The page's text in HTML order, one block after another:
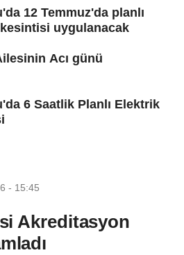
12 Temmuz'da planlı
uygulanacak
Acı günü
6 Saatlik Planlı Elektrik
- 15:45
Akreditasyon